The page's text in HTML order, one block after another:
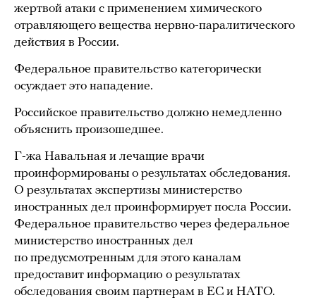
жертвой атаки с применением химического
отравляющего вещества нервно-паралитического
действия в России.
Федеральное правительство категорически
осуждает это нападение.
Российское правительство должно немедленно
объяснить произошедшее.
Г-жа Навальная и лечащие врачи
проинформированы о результатах обследования.
О результатах экспертизы министерство
иностранных дел проинформирует посла России.
Федеральное правительство через федеральное
министерство иностранных дел
по предусмотренным для этого каналам
предоставит информацию о результатах
обследования своим партнерам в ЕС и НАТО.